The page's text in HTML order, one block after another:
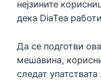
нејзините
дека DiaTea
Да се ​​подготви
мешавина,
следат